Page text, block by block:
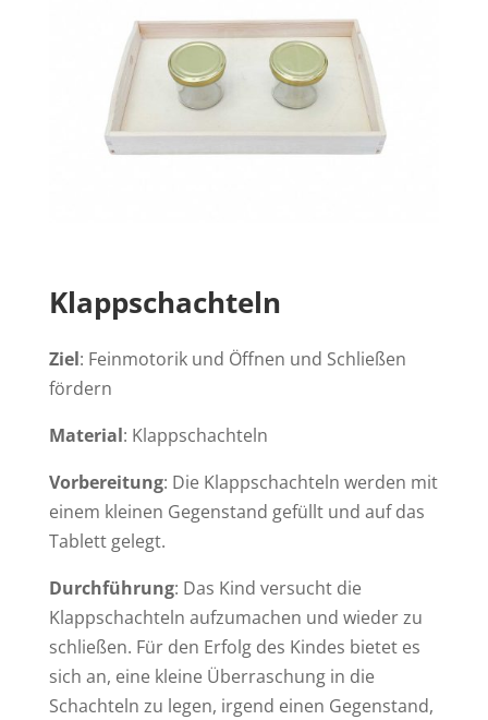
Klappschachteln
Ziel: Feinmotorik und Öffnen und Schließen
fördern
Material: Klappschachteln
Vorbereitung: Die Klappschachteln werden mit
einem kleinen Gegenstand gefüllt und auf das
Tablett gelegt.
Durchführung: Das Kind versucht die
Klappschachteln aufzumachen und wieder zu
schließen. Für den Erfolg des Kindes bietet es
sich an, eine kleine Überraschung in die
Schachteln zu legen, irgend einen Gegenstand,